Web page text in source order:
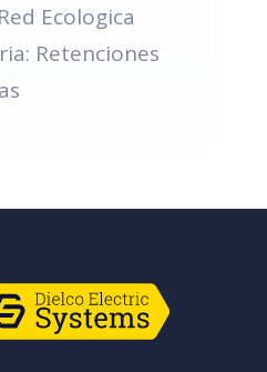
Ecologica
Retenciones